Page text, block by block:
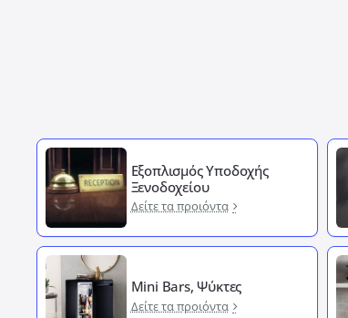
Εξοπλισμός Υποδοχής
Ξενοδοχείου
Δείτε τα προιόντα
Mini Bars, Ψύκτες
Δείτε τα προιόντα